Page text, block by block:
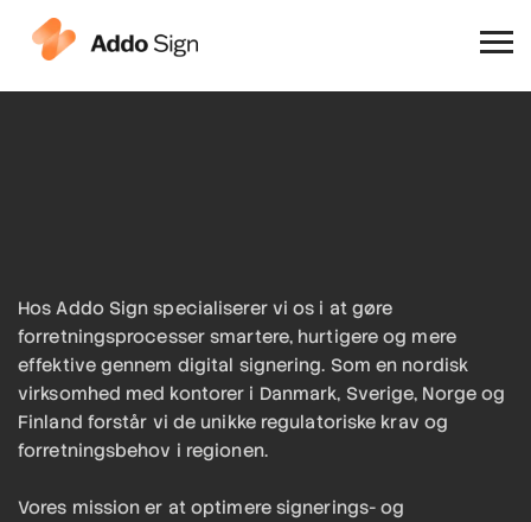
Hvorfor Addo Sign
Hos Addo Sign specialiserer vi os i at gøre
forretningsprocesser smartere, hurtigere og mere
effektive gennem digital signering. Som en nordisk
virksomhed med kontorer i Danmark, Sverige, Norge og
Finland forstår vi de unikke regulatoriske krav og
forretningsbehov i regionen.
Vores mission er at optimere signerings- og